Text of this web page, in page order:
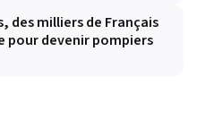
des milliers de Français
pour devenir pompiers